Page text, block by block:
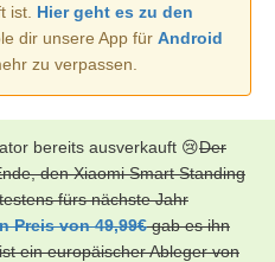
ist. Hier geht es zu den
dir unsere App für Android
zu verpassen.
bereits ausverkauft 😢Der
den Xiaomi Smart Standing
fürs nächste Jahr
Preis von 49,99€gab es ihn
ein europäischer Ableger von